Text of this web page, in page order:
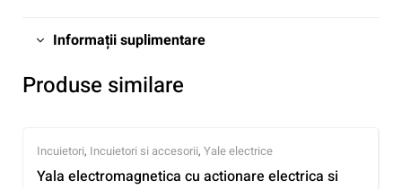
Informații suplimentare
Produse similare
Incuietori, Incuietori si accesorii, Yale electrice
Yala electromagnetica cu actionare electrica si